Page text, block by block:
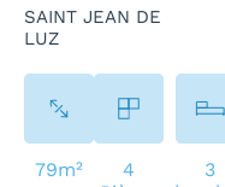
SAINT JEAN DE
LUZ
79m²
4
3